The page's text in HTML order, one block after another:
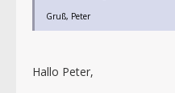
Gruß, Peter
Hallo Peter,